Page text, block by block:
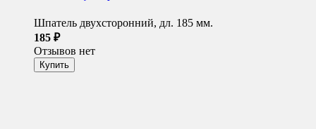
Шпатель двухсторонний, дл. 185 мм.
185 ₽
Отзывов нет